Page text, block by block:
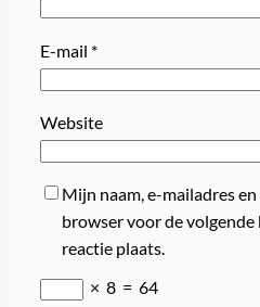
E-mail *
Website
Mijn naam, e-mailadres
browser voor de volgende
reactie plaats.
× 8 = 64